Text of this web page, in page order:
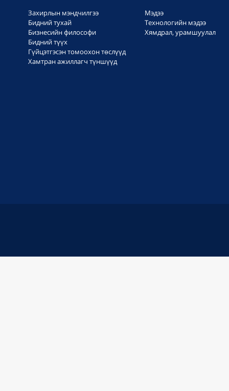
Захирлын мэндчилгээ
Бидний тухай
Бизнесийн философи
Бидний түүх
Гүйцэтгэсэн томоохон төслүүд
Хамтран ажиллагч түншүүд
Мэдээ
Технологийн мэдээ
Хямдрал, урамшуулал